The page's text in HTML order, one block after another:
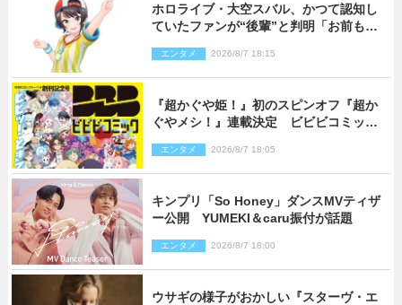
ホロライブ・大空スバル、かつて認知し
ていたファンが“後輩”と判明「お前もし
エンタメ 2026/8/7 18:15
『超かぐや姫！』初のスピンオフ『超か
ぐやメシ！』連載決定 ビビビコミック
エンタメ 2026/8/7 18:05
キンプリ「So Honey」ダンスMVティザ
ー公開 YUMEKI＆caru振付が話題
エンタメ 2026/8/7 18:00
ウサギの様子がおかしい『スターヴ・エ